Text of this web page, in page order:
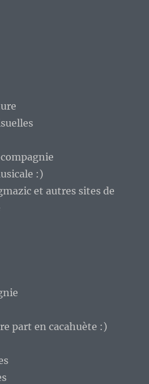
:)
et autres sites de
part en cacahuète :)